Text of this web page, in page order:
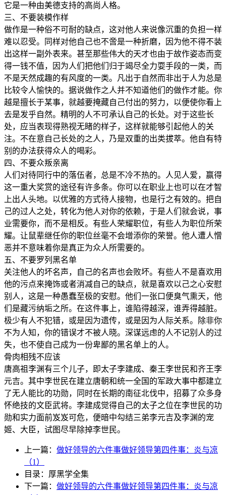
它是一种由美德支持的高尚人格。
三、不要装模作样
做作是一种俗不可耐的缺点，这对他人来说像沉重的负担一样
难以忍受。同样对他自己也不啻是一种折磨，因为他不得不装
出这样一副外表来。甚至那些伟大的天才也由于故作姿态而变
得一钱不值，因为人们把他们归于竭尽全力耍手段的一类，而
不是天然成趣的有风度的一类。凡出于自然而非出于人为总是
比较令人愉快的。据说做作之人并不知道他们的做作才能。你
越是擅长于某事，就越要掩藏自己付出的努力，以便使你看上
去是发乎自然。精明的人不可承认自己的长处。对于这些长
处，应当表现得熟视无睹的样子，这样就能够引起他人的关
注。不在意自己长处的之人，乃是双重的出类拔萃。他自有特
别的办法获得众人的喝彩。
四、不要众叛亲离
人们对待同行中的落伍者，总是不冷不热的。人见人爱，赢得
这一重大奖赏的途径有许多条。你可以在职业上也可以在才智
上出人头地。以优雅的方式待人接物，也是行之有效的。把自
己的过人之处，转化为他人对你的依赖，于是人们就会说，事
业需要你，而不是相反。有些人荣耀职位，有些人为职位所荣
耀。让鼠辈继任你的职位丝毫不会增添你的荣誉。他人遭人憎
恶并不意味着你是真正为众人所需要的。
五、不要罗列黑名单
关注他人的坏名声，自己的名声也会败坏。有些人不是喜欢用
他的污点来掩饰或者消减自己的缺点，就是喜欢以己之心安慰
别人，这是一种愚蠢至极的安慰。他们一张口便臭气熏天，他
们是藏污纳垢之所。在这件事上，谁陷得越深，谁弄得越脏。
极少有人不犯错，或是因为遗传，或是因为人际关系。除非你
不为人知，你的错误才不被人晓。深谋远虑的人不记别人的过
失，也不使自己成为一份卑鄙的黑名单上的人。
骨肉相残不应该
唐高祖李渊有三个儿子，即太子李建成、秦王李世民和齐王李
元吉。其中李世民在建立唐朝和统一全国的军政大事中都建立
了无人能比的功勋，同时在长期的南征北伐中，招募了众多身
怀绝技的文臣武将。李建成觉得自己的太子之位在李世民的功
勋和实力面前岌岌可危，便暗中勾结三弟李元吉及李渊的宠
姬、大臣，试图尽早除掉李世民。
上一篇： 做好领导的六件事做好领导第四件事：炎与凉
（1）
目录：厚黑学全集
下一篇： 做好领导的六件事做好领导第四件事：炎与凉